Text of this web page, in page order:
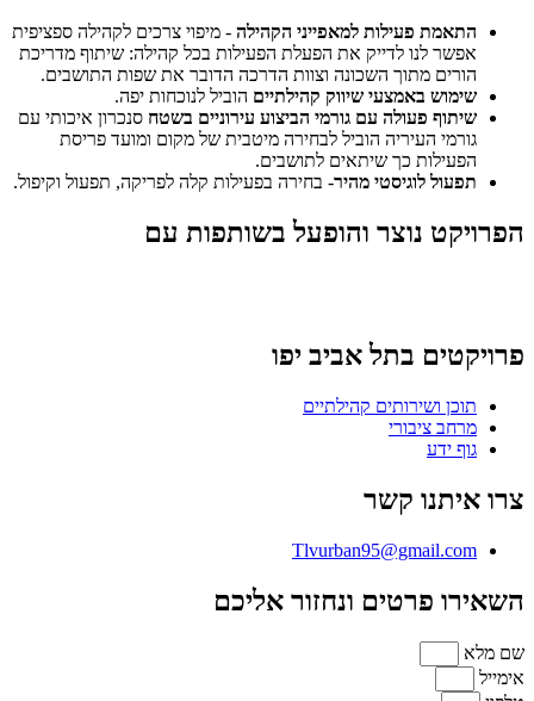
התאמת פעילות למאפייני הקהילה - מיפוי צרכים לקהילה ספציפית
אפשר לנו לדייק את הפעלת הפעילות בכל קהילה: שיתוף מדריכת
הורים מתוך השכונה וצוות הדרכה הדובר את שפות התושבים.
שימוש באמצעי שיווק קהילתיים הוביל לנוכחות יפה.
שיתוף פעולה עם גורמי הביצוע עירוניים בשטח סנכרון איכותי עם
גורמי העיריה הוביל לבחירה מיטבית של מקום ומועד פריסת
הפעילות כך שיתאים לתושבים.
תפעול לוגיסטי מהיר- בחירה בפעילות קלה לפריקה, תפעול וקיפול.
הפרויקט נוצר והופעל בשותפות עם
פרויקטים בתל אביב יפו
תוכן ושירותים קהילתיים
מרחב ציבורי
גוף ידע
צרו איתנו קשר
Tlvurban95@gmail.com
השאירו פרטים ונחזור אליכם
שם מלא
אימייל